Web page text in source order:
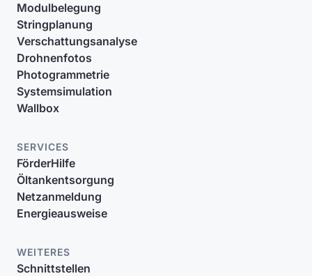
Modulbelegung
Stringplanung
Verschattungsanalyse
Drohnenfotos
Photogrammetrie
Systemsimulation
Wallbox
SERVICES
FörderHilfe
Öltankentsorgung
Netzanmeldung
Energieausweise
WEITERES
Schnittstellen